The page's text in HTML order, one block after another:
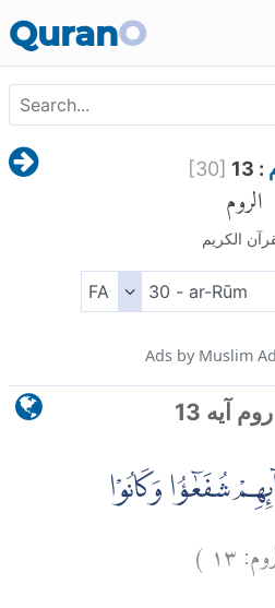
QuranO
[30] : 13الروم
الكريم
Ads by Muslim
شُفَعٰۤؤُا وَكَانُوْا
١٣ )